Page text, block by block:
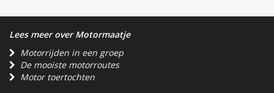
Lees meer over Motormaatje
Motorrijden in een groep
De mooiste motorroutes
Motor toertochten